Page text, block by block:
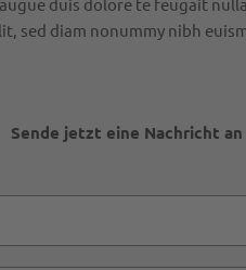
sed diam nonummy nibh
Sende jetzt eine Nachricht